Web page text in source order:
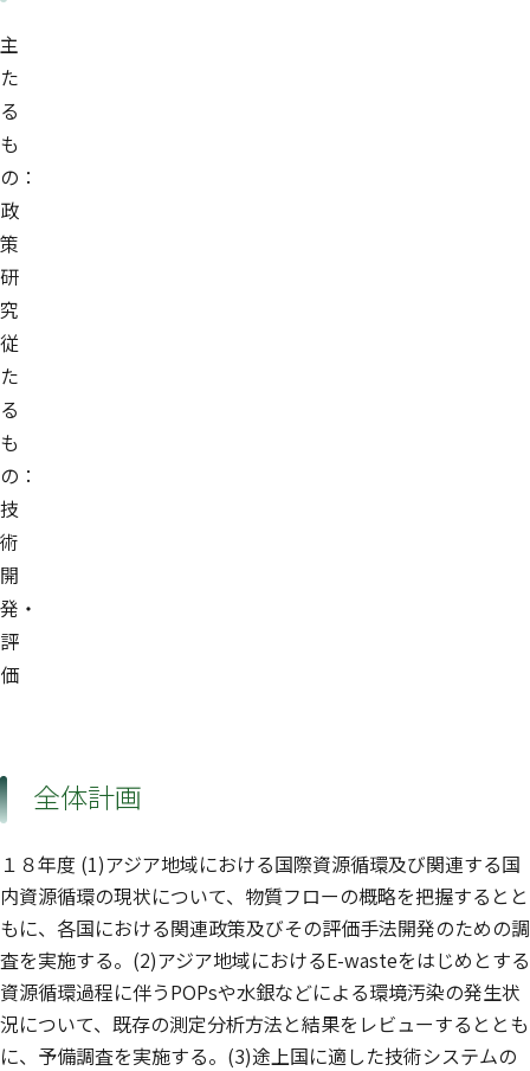
主
た
る
も
の：
政
策
研
究
従
た
る
も
の：
技
術
開
発・
評
価
全体計画
１８年度 (1)アジア地域における国際資源循環及び関連する国
内資源循環の現状について、物質フローの概略を把握するとと
もに、各国における関連政策及びその評価手法開発のための調
査を実施する。(2)アジア地域におけるE-wasteをはじめとする
資源循環過程に伴うPOPsや水銀などによる環境汚染の発生状
況について、既存の測定分析方法と結果をレビューするととも
に、予備調査を実施する。(3)途上国に適した技術システムの